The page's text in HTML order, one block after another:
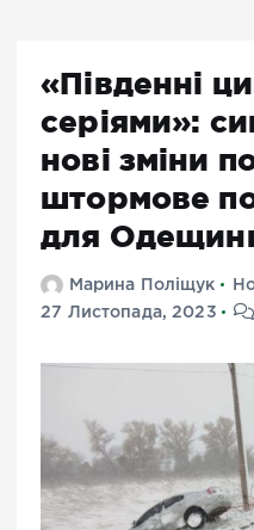
«Південні
серіями»:
нові зміни
штормове
для
Марина Поліщук
27 Листопада, 2023